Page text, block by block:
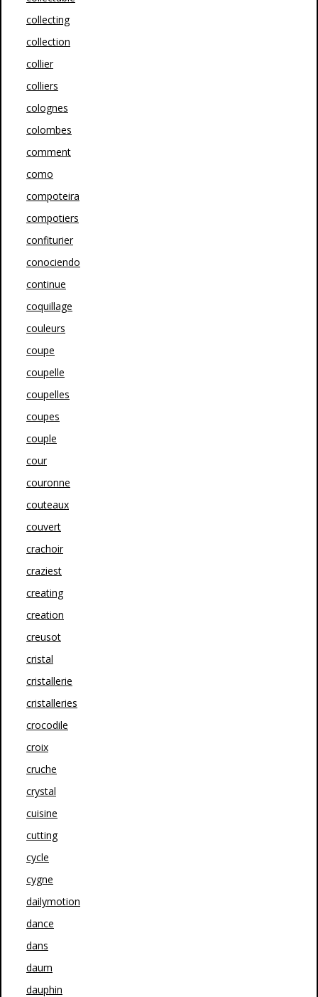
collecting
collection
collier
colliers
colognes
colombes
comment
como
compoteira
compotiers
confiturier
conociendo
continue
coquillage
couleurs
coupe
coupelle
coupelles
coupes
couple
cour
couronne
couteaux
couvert
crachoir
craziest
creating
creation
creusot
cristal
cristallerie
cristalleries
crocodile
croix
cruche
crystal
cuisine
cutting
cycle
cygne
dailymotion
dance
dans
daum
dauphin